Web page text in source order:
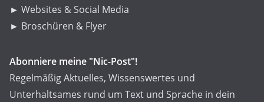
► Websites & Social Media
► Broschüren & Flyer
Abonniere meine "Nic-Post"!
Regelmäßig Aktuelles, Wissenswertes und
Unterhaltsames rund um Text und Sprache in dein